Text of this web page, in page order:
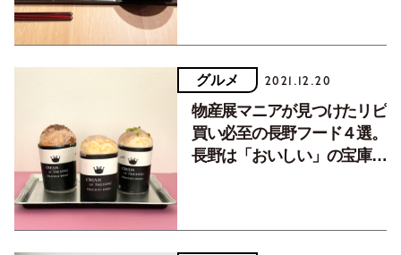
グルメ 2021.12.20
物産展マニアが見つけたリピ
買い必至の長野フード４選。
長野は「おいしい」の宝庫で